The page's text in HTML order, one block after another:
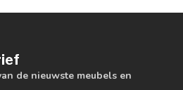
de nieuwste meubels en